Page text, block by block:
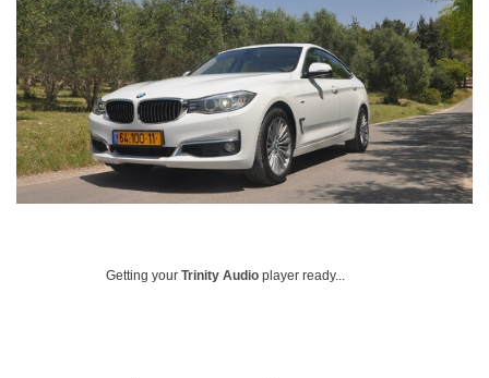
Getting your Trinity Audio player ready...